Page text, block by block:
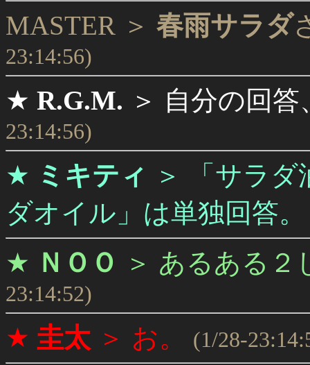
MASTER ＞ 春雨サラダ
23:14:56)
★ R.G.M. ＞ 自分の回
23:14:56)
★ ミキティ ＞
「サラ
ダオイル」は単独回答。
★ ＮＯＯ ＞ あるある２
23:14:52)
★ 圭太 ＞ お。 (1/28-